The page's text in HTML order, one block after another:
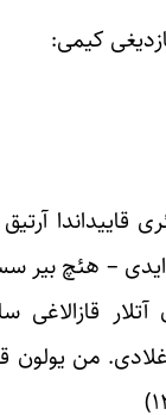
کیمی:
ایدی – هئچ
من یولون